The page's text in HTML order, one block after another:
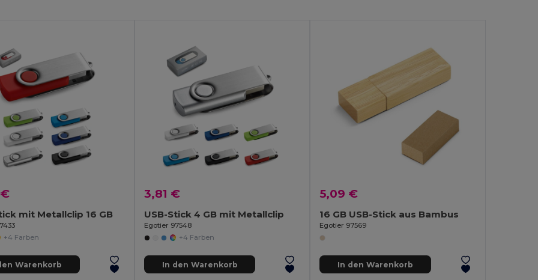
mit Metallclip 16 GB
+4 Farben
Warenkorb
3,81 €
USB-Stick 4 GB mit Metallclip
Egotier 97548
+4 Farben
In den Warenkorb
5,09 €
16 GB USB-Stick aus Bambus
Egotier 97569
In den Warenkorb